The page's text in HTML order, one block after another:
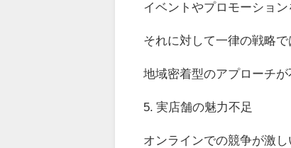
イベントやプロモーション
それに対して一律の戦略
地域密着型のアプローチ
5. 実店舗の魅力不足
オンラインでの競争が激